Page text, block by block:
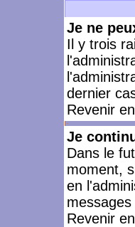
Je ne
Il y trois
dernier
Revenir
Je
Dans le
moment,
en
messages
Revenir